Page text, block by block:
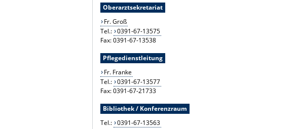
Oberarztsekretariat
Fr. Groß
Tel.: 0391-67-13575
Fax: 0391-67-13538
Pflegedienstleitung
Fr. Franke
Tel.: 0391-67-13577
Fax: 0391-67-21733
Bibliothek / Konferenzraum
Tel.: 0391-67-13563